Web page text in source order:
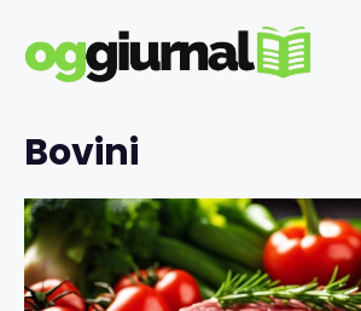
contenuto
Bovini